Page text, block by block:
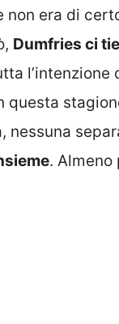
non era di
Dumfries ci
l’intenzione
nessuna
. Almeno